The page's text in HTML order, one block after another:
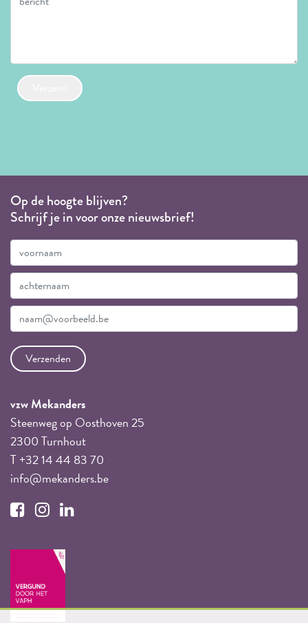
Op de hoogte blijven?
Schrijf je in voor onze nieuwsbrief!
vzw Mekanders
Steenweg op Oosthoven 25
2300 Turnhout
T +32 14 44 83 70
info@mekanders.be